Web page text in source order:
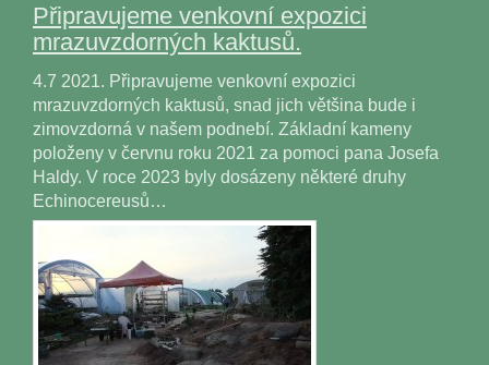
Připravujeme venkovní expozici
mrazuvzdorných kaktusů.
4.7 2021. Připravujeme venkovní expozici
mrazuvzdorných kaktusů, snad jich většina bude i
zimovzdorná v našem podnebí. Základní kameny
položeny v červnu roku 2021 za pomoci pana Josefa
Haldy. V roce 2023 byly dosázeny některé druhy
Echinocereusů…